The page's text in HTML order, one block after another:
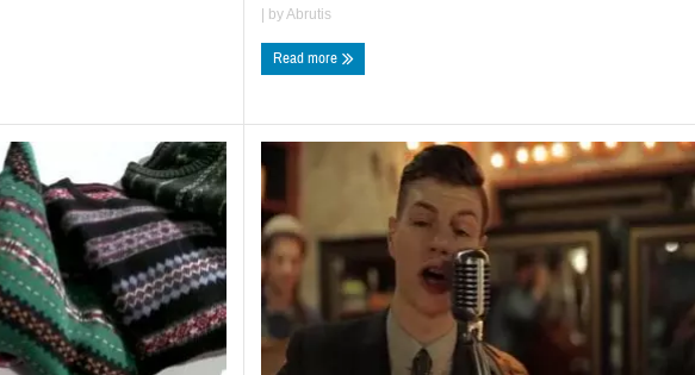
| byAbrutis
Read more